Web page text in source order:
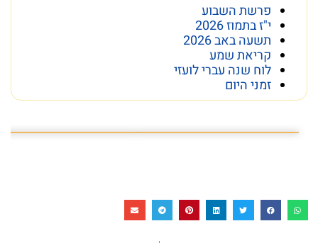
פרשת השבוע
י"ז בתמוז 2026
תשעה באב 2026
קריאת שמע
לוח שנה עברי לועזי
זמני היום